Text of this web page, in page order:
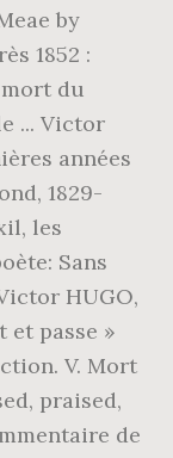
by
1852 :
du
... Victor
années
1829-
les
Sans
HUGO,
et passe »
V. Mort
praised,
de